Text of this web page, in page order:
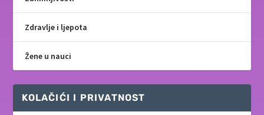
Zdravlje i ljepota
Žene u nauci
KOLAČIĆI I PRIVATNOST